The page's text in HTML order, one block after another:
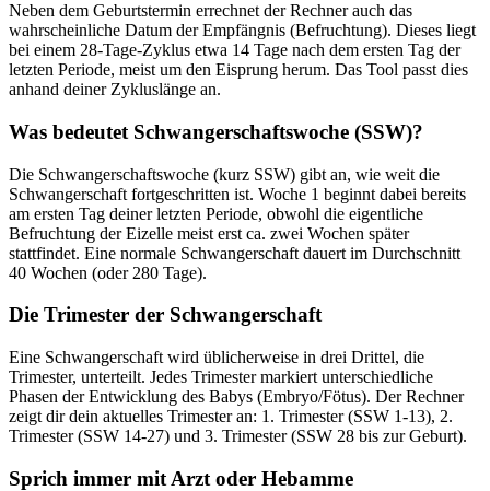
Neben dem Geburtstermin errechnet der Rechner auch das
wahrscheinliche Datum der Empfängnis (Befruchtung). Dieses liegt
bei einem 28-Tage-Zyklus etwa 14 Tage nach dem ersten Tag der
letzten Periode, meist um den Eisprung herum. Das Tool passt dies
anhand deiner Zykluslänge an.
Was bedeutet Schwangerschaftswoche (SSW)?
Die Schwangerschaftswoche (kurz SSW) gibt an, wie weit die
Schwangerschaft fortgeschritten ist. Woche 1 beginnt dabei bereits
am ersten Tag deiner letzten Periode, obwohl die eigentliche
Befruchtung der Eizelle meist erst ca. zwei Wochen später
stattfindet. Eine normale Schwangerschaft dauert im Durchschnitt
40 Wochen (oder 280 Tage).
Die Trimester der Schwangerschaft
Eine Schwangerschaft wird üblicherweise in drei Drittel, die
Trimester, unterteilt. Jedes Trimester markiert unterschiedliche
Phasen der Entwicklung des Babys (Embryo/Fötus). Der Rechner
zeigt dir dein aktuelles Trimester an: 1. Trimester (SSW 1-13), 2.
Trimester (SSW 14-27) und 3. Trimester (SSW 28 bis zur Geburt).
Sprich immer mit Arzt oder Hebamme